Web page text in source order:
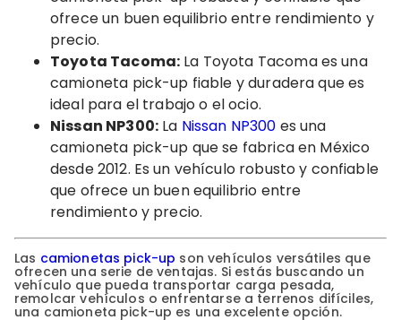
ofrece un buen equilibrio entre rendimiento y
precio.
Toyota Tacoma: La Toyota Tacoma es una
camioneta pick-up fiable y duradera que es
ideal para el trabajo o el ocio.
Nissan NP300:La Nissan NP300 es una
camioneta pick-up que se fabrica en México
desde 2012. Es un vehículo robusto y confiable
que ofrece un buen equilibrio entre
rendimiento y precio.
Las camionetas pick-up son vehículos versátiles que
ofrecen una serie de ventajas. Si estás buscando un
vehículo que pueda transportar carga pesada,
remolcar vehículos o enfrentarse a terrenos difíciles,
una camioneta pick-up es una excelente opción.